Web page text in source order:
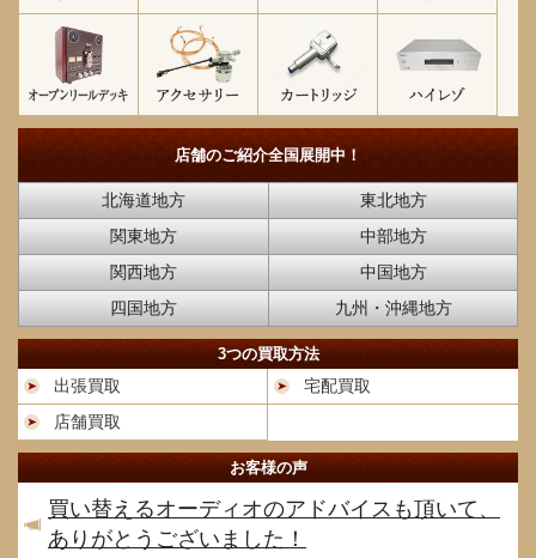
店舗のご紹介全国展開中！
北海道地方
東北地方
関東地方
中部地方
関西地方
中国地方
四国地方
九州・沖縄地方
3つの買取方法
出張買取
宅配買取
店舗買取
お客様の声
買い替えるオーディオのアドバイスも頂いて、
ありがとうございました！